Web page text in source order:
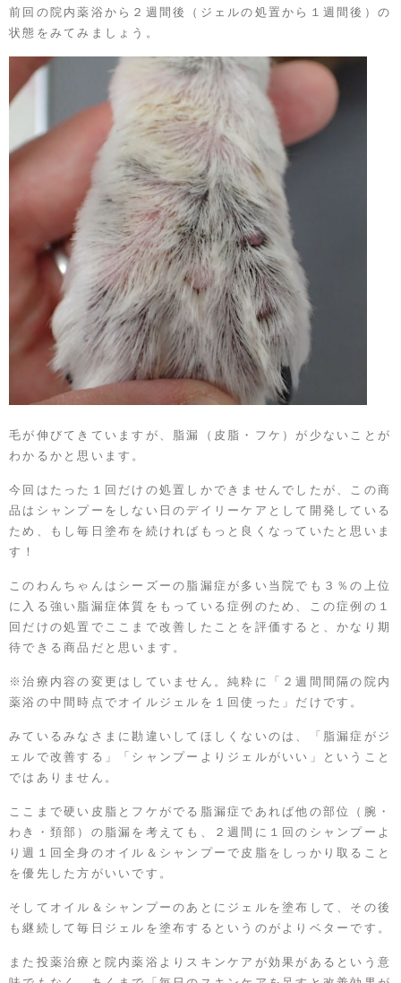
前回の院内薬浴から２週間後（ジェルの処置から１週間後）の
状態をみてみましょう。
毛が伸びてきていますが、脂漏（皮脂・フケ）が少ないことが
わかるかと思います。
今回はたった１回だけの処置しかできませんでしたが、この商
品はシャンプーをしない日のデイリーケアとして開発している
ため、もし毎日塗布を続ければもっと良くなっていたと思いま
す！
このわんちゃんはシーズーの脂漏症が多い当院でも３％の上位
に入る強い脂漏症体質をもっている症例のため、この症例の１
回だけの処置でここまで改善したことを評価すると、かなり期
待できる商品だと思います。
※治療内容の変更はしていません。純粋に「２週間間隔の院内
薬浴の中間時点でオイルジェルを１回使った」だけです。
みているみなさまに勘違いしてほしくないのは、「脂漏症がジ
ェルで改善する」「シャンプーよりジェルがいい」ということ
ではありません。
ここまで硬い皮脂とフケがでる脂漏症であれば他の部位（腕・
わき・頚部）の脂漏を考えても、２週間に１回のシャンプーよ
り週１回全身のオイル＆シャンプーで皮脂をしっかり取ること
を優先した方がいいです。
そしてオイル＆シャンプーのあとにジェルを塗布して、その後
も継続して毎日ジェルを塗布するというのがよりベターです。
また投薬治療と院内薬浴よりスキンケアが効果があるという意